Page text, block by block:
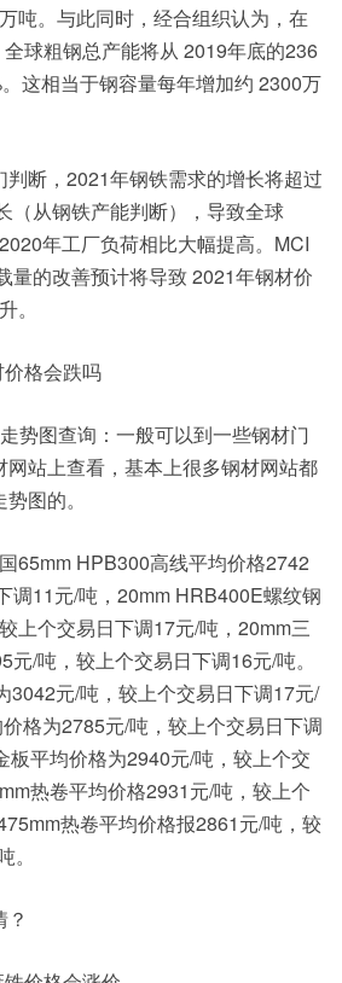
吨。与此同时，经合组织认为，在
球粗钢总产能将从 2019年底的236
这相当于钢容量每年增加约 2300万
判断，2021年钢铁需求的增长将超过
（从钢铁产能判断），导致全球
年工厂负荷相比大幅提高。MCI
量的改善预计将导致 2021年钢材价
。
格会跌吗
势图查询：一般可以到一些钢材门
网站上查看，基本上很多钢材网站都
图的。
65mm HPB300高线平均价格2742
调11元/吨，20mm HRB400E螺纹钢
上个交易日下调17元/吨，20mm三
/吨，较上个交易日下调16元/吨。
3042元/吨，较上个交易日下调17元/
格为2785元/吨，较上个交易日下调
板平均价格为2940元/吨，较上个交
热卷平均价格2931元/吨，较上个
热卷平均价格报2861元/吨，较